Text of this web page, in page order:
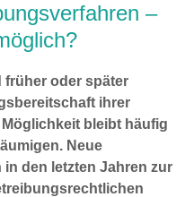
–
früher oder später
ihrer
bleibt häufig
Neue
den letzten Jahren zur